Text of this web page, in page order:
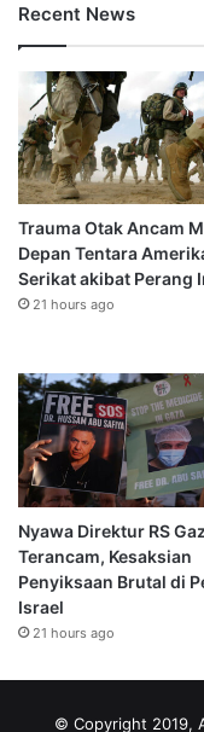
Recent News
Trauma Otak Ancam
Depan Tentara
Serikat akibat Perang
21 hours ago
Nyawa Direktur RS
Terancam, Kesaksian
Penyiksaan Brutal di
Israel
21 hours ago
© Copyright 2019,